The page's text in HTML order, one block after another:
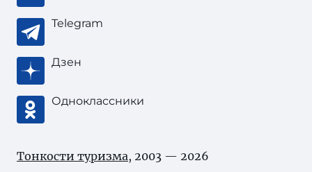
Telegram
Дзен
Одноклассники
Тонкости туризма, 2003 — 2026